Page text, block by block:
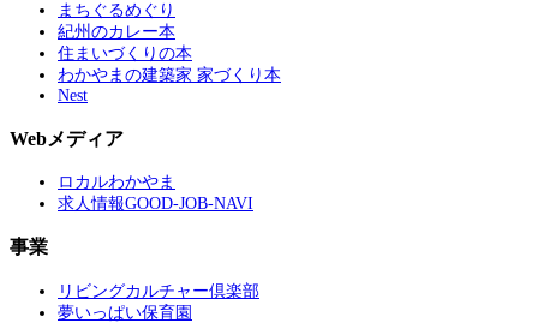
まちぐるめぐり
紀州のカレー本
住まいづくりの本
わかやまの建築家 家づくり本
Nest
Webメディア
ロカルわかやま
求人情報GOOD-JOB-NAVI
事業
リビングカルチャー倶楽部
夢いっぱい保育園